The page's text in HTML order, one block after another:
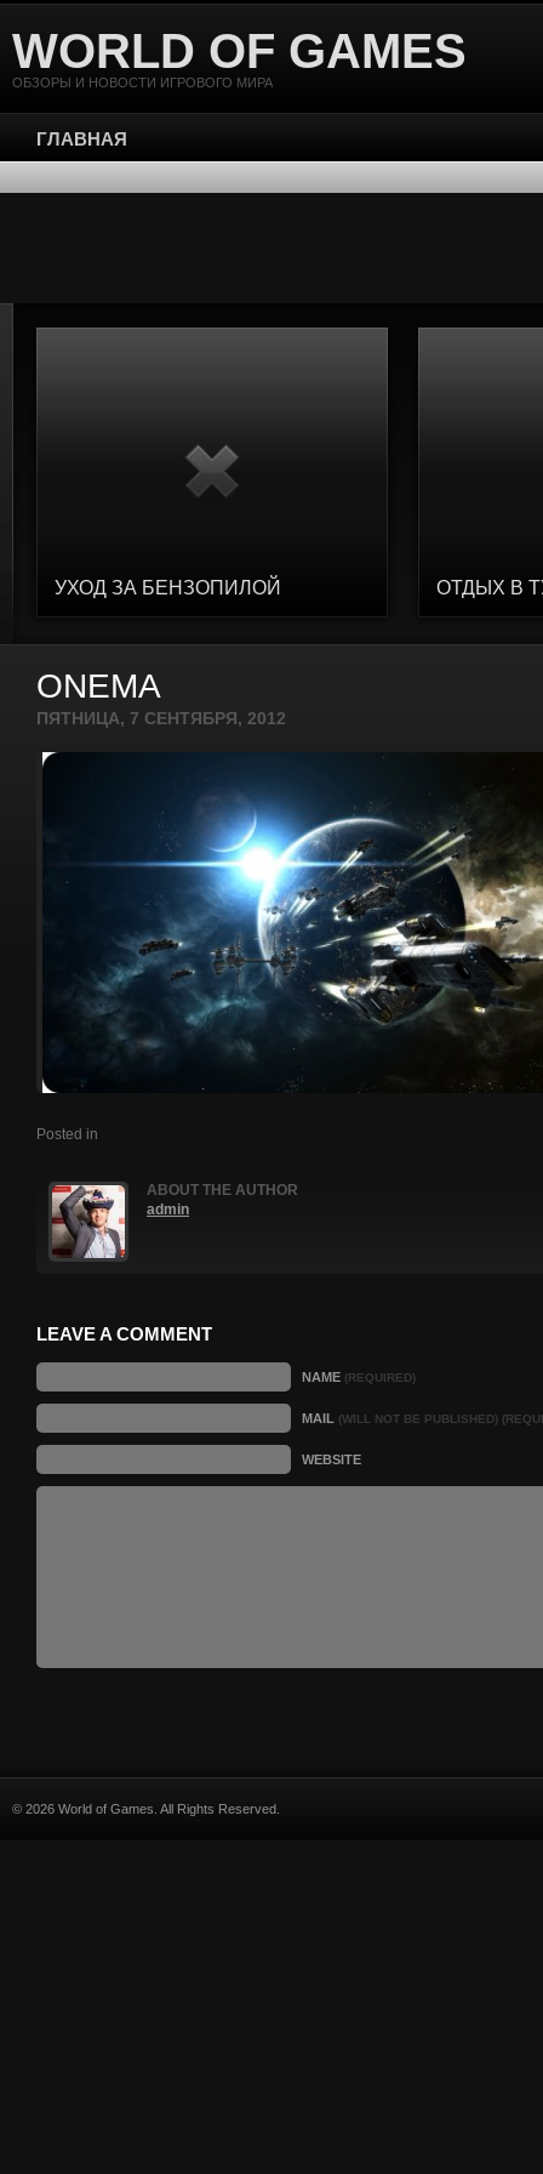
WORLD OF GAMES
ОБЗОРЫ И НОВОСТИ ИГРОВОГО МИРА
ГЛАВНАЯ
УХОД ЗА БЕНЗОПИЛОЙ ОТДЫХ В
ONEMA
ПЯТНИЦА, 7 СЕНТЯБРЯ, 2012
Posted in
ABOUT THE AUTHOR
admin
LEAVE A COMMENT
NAME (REQUIRED)
MAIL (WILL NOT BE PUBLISHED)
WEBSITE
© 2026 World of Games. All Rights Reserved.